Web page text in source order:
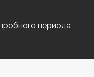
периода